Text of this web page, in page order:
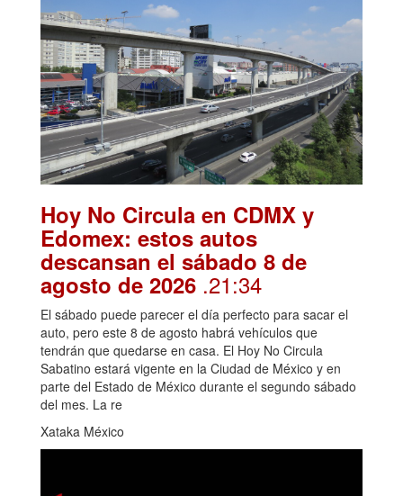
Hoy No Circula en CDMX y
Edomex: estos autos
descansan el sábado 8 de
agosto de 2026 .21:34
El sábado puede parecer el día perfecto para sacar el
auto, pero este 8 de agosto habrá vehículos que
tendrán que quedarse en casa. El Hoy No Circula
Sabatino estará vigente en la Ciudad de México y en
parte del Estado de México durante el segundo sábado
del mes. La re
Xataka México